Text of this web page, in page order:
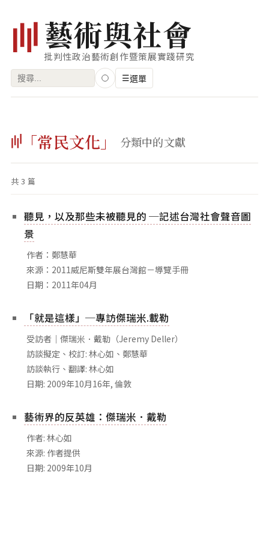
藝術與社會
批判性政治藝術創作暨策展實踐研究
搜
字:
☰選單
藝術家
創作類型
專題
索引
關鍵字
標籤雲
相關網站
關於本站
團隊成員
出版品
「常民文化」 分類中的文獻
共 3 篇
聽見，以及那些未被聽見的 ─記述台灣社會聲音圖
景
作者：鄭慧華
來源：2011威尼斯雙年展台灣館－導覽手冊
日期：2011年04月
「就是這樣」─專訪傑瑞米.載勒
受訪者｜傑瑞米．戴勒（Jeremy Deller）
訪談擬定、校訂: 林心如、鄭慧華
訪談執行、翻譯: 林心如
日期: 2009年10月16年, 倫敦
藝術界的反英雄：傑瑞米．戴勒
作者: 林心如
來源: 作者提供
日期: 2009年10月